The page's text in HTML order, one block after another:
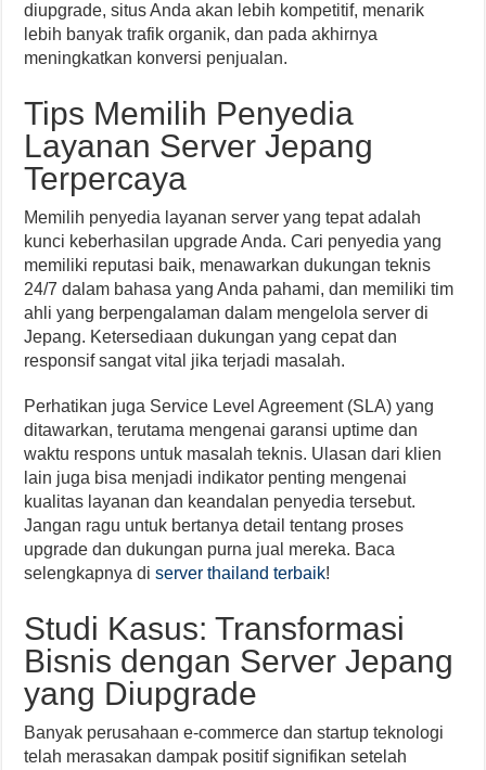
diupgrade, situs Anda akan lebih kompetitif, menarik
lebih banyak trafik organik, dan pada akhirnya
meningkatkan konversi penjualan.
Tips Memilih Penyedia
Layanan Server Jepang
Terpercaya
Memilih penyedia layanan server yang tepat adalah
kunci keberhasilan upgrade Anda. Cari penyedia yang
memiliki reputasi baik, menawarkan dukungan teknis
24/7 dalam bahasa yang Anda pahami, dan memiliki tim
ahli yang berpengalaman dalam mengelola server di
Jepang. Ketersediaan dukungan yang cepat dan
responsif sangat vital jika terjadi masalah.
Perhatikan juga Service Level Agreement (SLA) yang
ditawarkan, terutama mengenai garansi uptime dan
waktu respons untuk masalah teknis. Ulasan dari klien
lain juga bisa menjadi indikator penting mengenai
kualitas layanan dan keandalan penyedia tersebut.
Jangan ragu untuk bertanya detail tentang proses
upgrade dan dukungan purna jual mereka. Baca
selengkapnya diserver thailand terbaik!
Studi Kasus: Transformasi
Bisnis dengan Server Jepang
yang Diupgrade
Banyak perusahaan e-commerce dan startup teknologi
telah merasakan dampak positif signifikan setelah